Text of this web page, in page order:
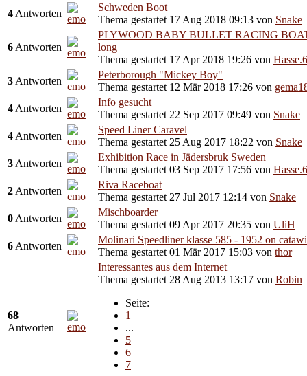
4 Antworten
Schweden Boot
Thema gestartet 17 Aug 2018 09:13 von Snake
6 Antworten
PLYWOOD BABY BULLET RACING
long
Thema gestartet 17 Apr 2018 19:26 von
3 Antworten
Peterborough "Mickey Boy"
Thema gestartet 12 Mär 2018 17:26 von
4 Antworten
Info gesucht
Thema gestartet 22 Sep 2017 09:49 von Snake
4 Antworten
Speed Liner Caravel
Thema gestartet 25 Aug 2017 18:22 von Snake
3 Antworten
Exhibition Race in Jädersbruk Sweden
Thema gestartet 03 Sep 2017 17:56 von
2 Antworten
Riva Raceboat
Thema gestartet 27 Jul 2017 12:14 von Snake
0 Antworten
Mischboarder
Thema gestartet 09 Apr 2017 20:35 von UliH
6 Antworten
Molinari Speedliner klasse 585 - 1952 on
Thema gestartet 01 Mär 2017 15:03 von thor
68
Antworten
Interessantes aus dem Internet
Thema gestartet 28 Aug 2013 13:17 von Robin
Seite:
1
...
5
6
7